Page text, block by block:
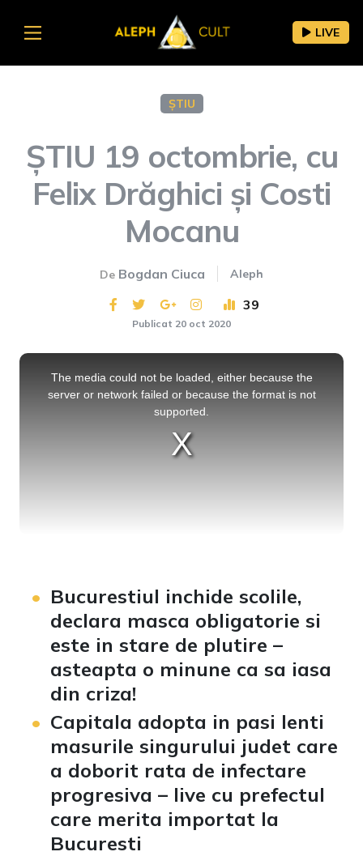
LIVE
ȘTIU
ȘTIU 19 octombrie, cu
Felix Drăghici și Costi
Mocanu
De Bogdan Ciuca Aleph
39
Publicat 20 oct 2020
This
The media could not be loaded, either because the
server or network failed or because the format is not
supported.
Bucurestiul inchide scolile,
declara masca obligatorie si
este in stare de plutire –
asteapta o minune ca sa iasa
din criza!
Capitala adopta in pasi lenti
masurile singurului judet care
a doborit rata de infectare
progresiva – live cu prefectul
care merita importat la
Bucuresti